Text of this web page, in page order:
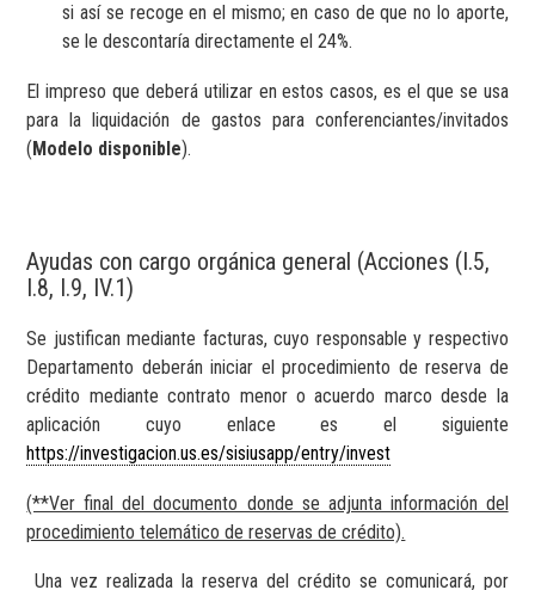
si así se recoge en el mismo; en caso de que no lo aporte,
se le descontaría directamente el 24%.
El impreso que deberá utilizar en estos casos, es el que se usa
para la liquidación de gastos para conferenciantes/invitados
(Modelo disponible).
Ayudas con cargo orgánica general (Acciones (I.5,
I.8, I.9, IV.1)
Se justifican mediante facturas, cuyo responsable y respectivo
Departamento deberán iniciar el procedimiento de reserva de
crédito mediante contrato menor o acuerdo marco desde la
aplicación cuyo enlace es el siguiente
https://investigacion.us.es/sisiusapp/entry/invest
(**Ver final del documento donde se adjunta información del
procedimiento telemático de reservas de crédito).
Una vez realizada la reserva del crédito se comunicará, por